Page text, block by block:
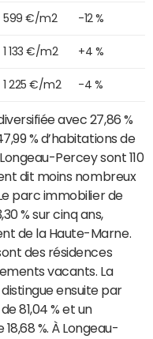
599 €/m2 -12 %
1 133 €/m2 +4 %
1 225 €/m2 -4 %
avec 27,86 %
% d’habitations de
Percey sont 110
dit moins nombreux
parc immobilier de
% sur cinq ans,
de la Haute-Marne.
des résidences
vacants. La
ensuite par
81,04 % et un
%. À Longeau-